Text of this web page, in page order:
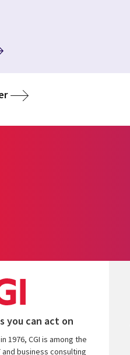
you can act on
1976, CGI is among the
and business consulting